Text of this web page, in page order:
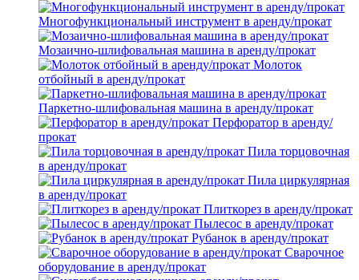
Многофункциональный инструмент в аренду/прокат
Мозаично-шлифовальная машина в аренду/прокат
Молоток
отбойный в аренду/прокат
Паркетно-шлифовальная машина в аренду/прокат
Перфоратор в аренду/
прокат
Пила торцовочная
в аренду/прокат
Пила циркулярная
в аренду/прокат
Плиткорез в аренду/прокат
Пылесос в аренду/прокат
Рубанок в аренду/прокат
Сварочное
оборудование в аренду/прокат